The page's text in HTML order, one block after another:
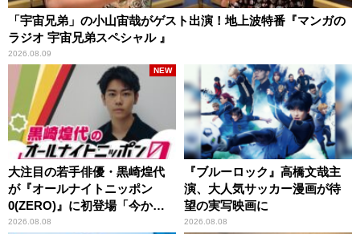
「宇宙兄弟」の小山宙哉がゲスト出演！地上波特番『マンガの
ラジオ 宇宙兄弟スペシャル 』
2026.08.09
大注目の若手俳優・黒崎煌代
が『オールナイトニッポン
0(ZERO)』に初登場「今から
とてもワクワクしておりま
2026.08.08
NEW
『ブルーロック』高橋文哉主
演、大人気サッカー漫画が待
望の実写映画に
2026.08.08